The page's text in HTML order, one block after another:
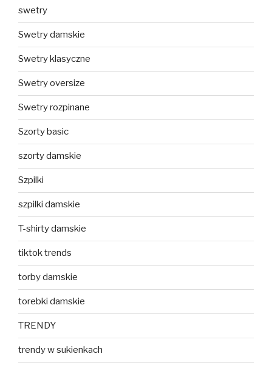
swetry
Swetry damskie
Swetry klasyczne
Swetry oversize
Swetry rozpinane
Szorty basic
szorty damskie
Szpilki
szpilki damskie
T-shirty damskie
tiktok trends
torby damskie
torebki damskie
TRENDY
trendy w sukienkach